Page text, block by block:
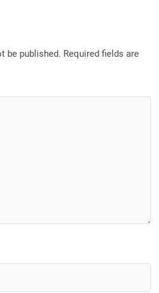
be published. Required fields are